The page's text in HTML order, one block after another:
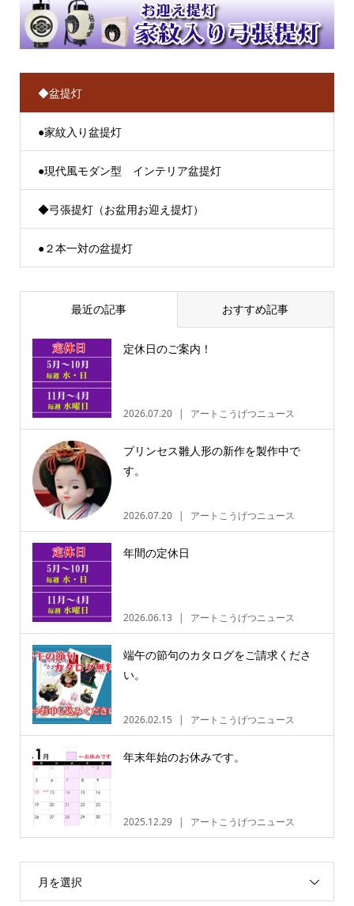
◆盆提灯
●家紋入り盆提灯
●現代風モダン型 インテリア盆提灯
◆弓張提灯（お盆用お迎え提灯）
●２本一対の盆提灯
最近の記事 おすすめ記事
定休日のご案内！
2026.07.20 アートこうげつニュース
プリンセス雛人形の新作を製作中で
す。
2026.07.20 アートこうげつニュース
年間の定休日
2026.06.13 アートこうげつニュース
端午の節句のカタログをご請求くださ
い。
2026.02.15 アートこうげつニュース
年末年始のお休みです。
2025.12.29 アートこうげつニュース
月を選択